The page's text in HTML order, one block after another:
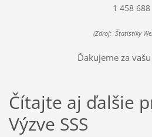
1 458 688
(Zdroj: Štatistiky
Ďakujeme za
Čítajte aj ďalšie
Výzve SSS